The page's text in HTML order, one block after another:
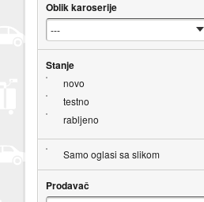
Oblik karoserije
Stanje
novo
testno
rabljeno
Samo oglasi sa slikom
Prodavač